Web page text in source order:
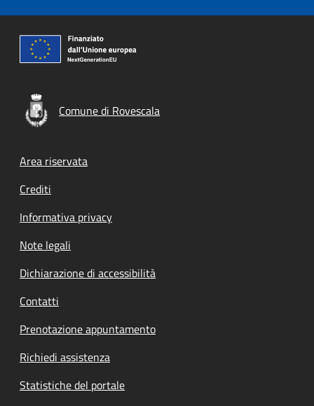
Comune di Rovescala
Footer menu
Area riservata
Crediti
Informativa privacy
Note legali
Dichiarazione di accessibilità
Contatti
Prenotazione appuntamento
Richiedi assistenza
Statistiche del portale